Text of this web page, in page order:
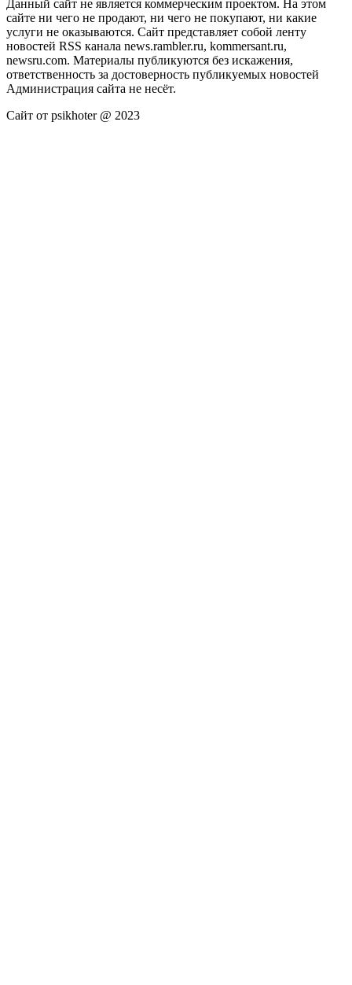
Данный сайт не является коммерческим проектом. На этом
сайте ни чего не продают, ни чего не покупают, ни какие
услуги не оказываются. Сайт представляет собой ленту
новостей RSS канала news.rambler.ru, kommersant.ru,
newsru.com. Материалы публикуются без искажения,
ответственность за достоверность публикуемых новостей
Администрация сайта не несёт.
Сайт от psikhoter @ 2023